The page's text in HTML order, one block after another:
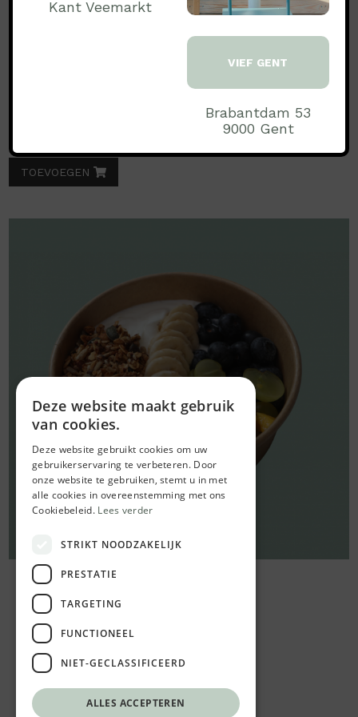
Kant Veemarkt
VIEF GENT
Brabantdam 53
9000 Gent
Noten
TOEVOEGEN
Deze website maakt gebruik
van cookies.
Deze website gebruikt cookies om uw
gebruikerservaring te verbeteren. Door
onze website te gebruiken, stemt u in met
alle cookies in overeenstemming met ons
Cookiebeleid. Lees verder
STRIKT NOODZAKELIJK
PRESTATIE
TARGETING
FUNCTIONEEL
NIET-GECLASSIFICEERD
ALLES ACCEPTEREN